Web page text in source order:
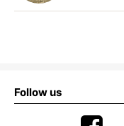
Follow us